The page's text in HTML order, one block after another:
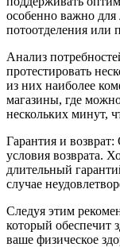
особенно важно
потоотделения или
Анализ
протестировать
из них наиболее
магазины, где
нескольких минут,
Гарантия и
условия возврата.
длительный
случае
Следуя этим
который обеспечит
ваше физическое